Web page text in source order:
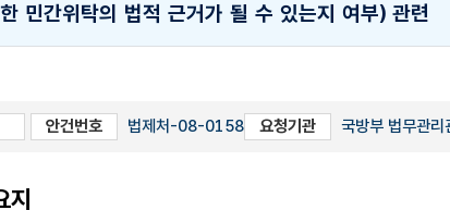
민간위탁의 법적 근거가 될 수 있는지 여부) 관련
안건번호 법제처-08-0158 요청기관 국방부 법무관리
지